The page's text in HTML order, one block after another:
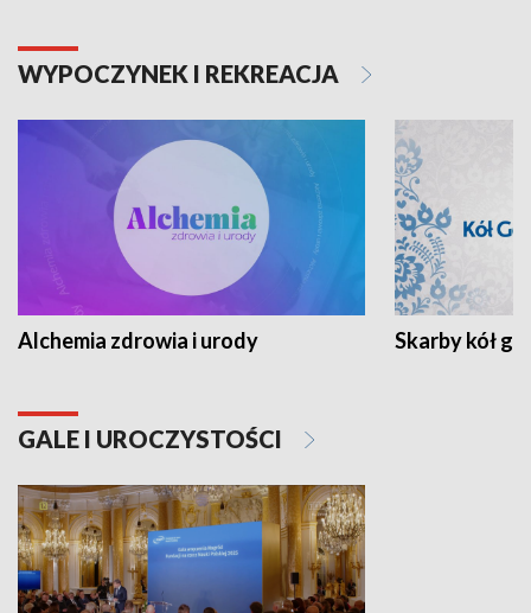
WYPOCZYNEK I REKREACJA
Alchemia zdrowia i urody Skarby kół
GALE I UROCZYSTOŚCI